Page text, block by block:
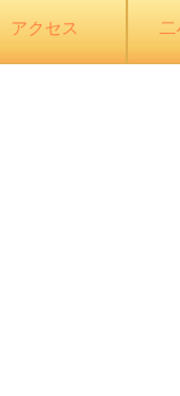
アクセス